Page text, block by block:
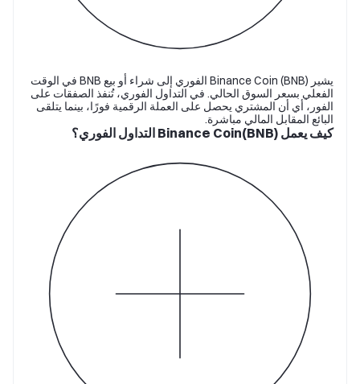
يشير Binance Coin (BNB) الفوري إلى شراء أو بيع BNB في الوقت
الفعلي بسعر السوق الحالي. في التداول الفوري، تُنفذ الصفقات على
الفور، أي أن المشتري يحصل على العملة الرقمية فورًا، بينما يتلقى
البائع المقابل المالي مباشرة.
كيف يعمل Binance Coin(BNB) التداول الفوري؟